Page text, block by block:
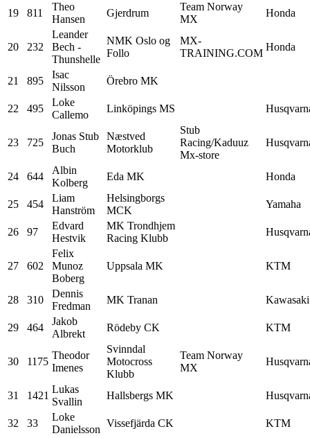
19 811
Theo
Hansen
Gjerdrum
Team Norway
MX
Honda
20 232
Leander
Bech -
Thunshelle
NMK Oslo og
Follo
MX-
TRAINING.COM
Honda
21 895
Isac
Nilsson
Örebro MK
22 495
Loke
Callemo
Linköpings MS
23 725
Jonas Stub
Buch
Næstved
Motorklub
Stub
Racing/Kaduuz
Mx-store
24 644
Albin
Kolberg
Eda MK Honda
25 454
Liam
Hanström
Helsingborgs
MCK
Yamaha
26 97
Edvard
Hestvik
MK Trondhjem
Racing Klubb
27 602
Felix
Munoz
Boberg
Uppsala MK KTM
28 310
Dennis
Fredman
MK Tranan Kawasaki
29 464
Jakob
Albrekt
Rödeby CK KTM
30 1175
Theodor
Imenes
Svinndal
Motocross
Klubb
Team Norway
MX
31 1421
Lukas
Svallin
Hallsbergs MK
32 33
Loke
Danielsson
Vissefjärda CK KTM